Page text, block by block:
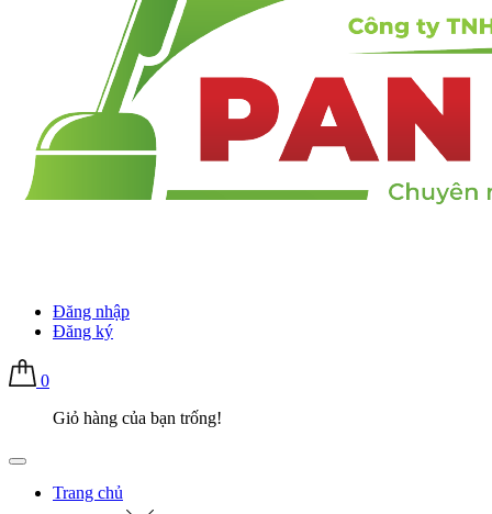
Đăng nhập
Đăng ký
0
Giỏ hàng của bạn trống!
Trang chủ